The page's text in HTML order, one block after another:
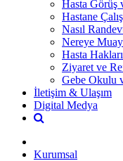
Hasta Görüş
Hastane
Nasıl
Nereye
Hasta
Ziyaret ve
Gebe Okulu
İletişim & Ulaşım
Digital Medya
Kurumsal